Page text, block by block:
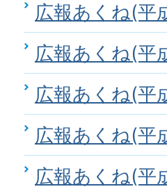
広報あくね(平
広報あくね(平
広報あくね(平
広報あくね(平
広報あくね(平